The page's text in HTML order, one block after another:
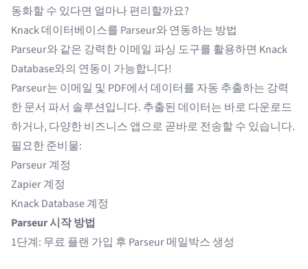
동화할 수 있다면 얼마나 편리할까요?
Knack 데이터베이스를 Parseur와 연동하는 방법
Parseur와 같은 강력한 이메일 파싱 도구를 활용하면 Knack
Database와의 연동이 가능합니다!
Parseur는 이메일 및 PDF에서 데이터를 자동 추출하는 강력
한 문서 파서 솔루션입니다. 추출된 데이터는 바로 다운로드
하거나, 다양한 비즈니스 앱으로 곧바로 전송할 수 있습니다.
필요한 준비물:
Parseur 계정
Zapier 계정
Knack Database 계정
Parseur 시작 방법
1단계: 무료 플랜 가입 후 Parseur 메일박스 생성